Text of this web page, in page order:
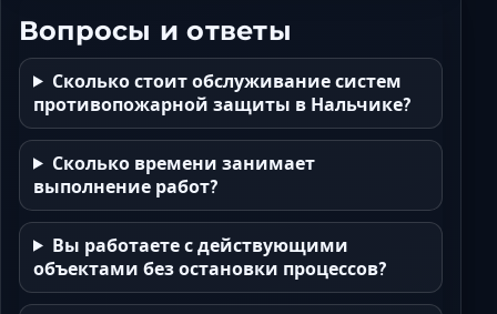
Вопросы и ответы
Сколько стоит обслуживание систем
противопожарной защиты в Нальчике?
Сколько времени занимает
выполнение работ?
Вы работаете с действующими
объектами без остановки процессов?